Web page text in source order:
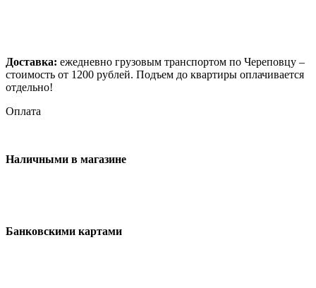
Доставка: ежедневно грузовым транспортом по Череповцу –
стоимость от 1200 рублей. Подъем до квартиры оплачивается
отдельно!
Оплата
Наличными в магазине
Банковскими картами